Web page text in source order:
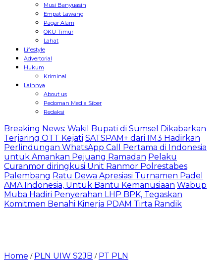
Musi Banyuasin
Empat Lawang
Pagar Alam
OKU Timur
Lahat
Lifestyle
Advertorial
Hukum
Kriminal
Lainnya
About us
Pedoman Media Siber
Redaksi
Breaking News: Wakil Bupati di Sumsel Dikabarkan
Terjaring OTT Kejati SATSPAM+ dari IM3 Hadirkan
Perlindungan WhatsApp Call Pertama di Indonesia
untuk Amankan Pejuang Ramadan Pelaku
Curanmor diringkusi Unit Ranmor Polrestabes
Palembang Ratu Dewa Apresiasi Turnamen Padel
AMA Indonesia, Untuk Bantu Kemanusiaan Wabup
Muba Hadiri Penyerahan LHP BPK, Tegaskan
Komitmen Benahi Kinerja PDAM Tirta Randik
Home / PLN UIW S2JB / PT PLN